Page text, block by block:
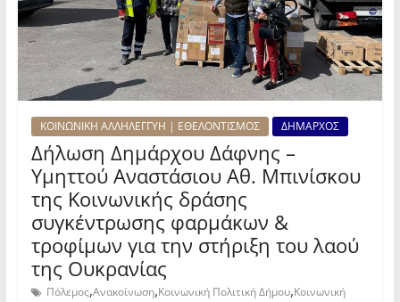
ΚΟΙΝΩΝΙΚΗ ΑΛΛΗΛΕΓΓΥΗ | ΕΘΕΛΟΝΤΙΣΜΟΣ ΔΗΜΑΡΧΟΣ
Δήλωση Δημάρχου Δάφνης –
Υμηττού Αναστάσιου Αθ. Μπινίσκου
της Κοινωνικής δράσης
συγκέντρωσης φαρμάκων &
τροφίμων για την στήριξη του λαού
της Ουκρανίας
Πόλεμος,Ανακοίνωση,Κοινωνική Πολιτική Δήμου,Κοινωνική